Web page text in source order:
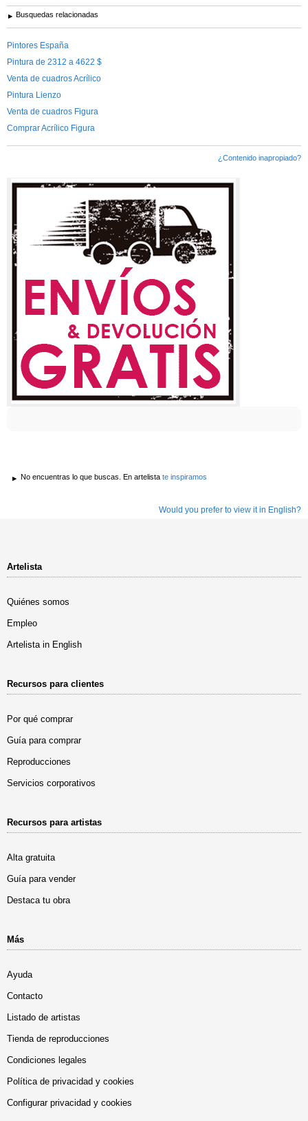
Busquedas relacionadas
Pintores España
Pintura de 2312 a 4622 $
Venta de cuadros Acrílico
Pintura Lienzo
Venta de cuadros Figura
Comprar Acrílico Figura
¿Contenido inapropiado?
No encuentras lo que buscas. En artelista te inspiramos
Would you prefer to view it in English?
Artelista
Quiénes somos
Empleo
Artelista in English
Recursos para clientes
Por qué comprar
Guía para comprar
Reproducciones
Servicios corporativos
Recursos para artistas
Alta gratuita
Guía para vender
Destaca tu obra
Más
Ayuda
Contacto
Listado de artistas
Tienda de reproducciones
Condiciones legales
Política de privacidad y cookies
Configurar privacidad y cookies